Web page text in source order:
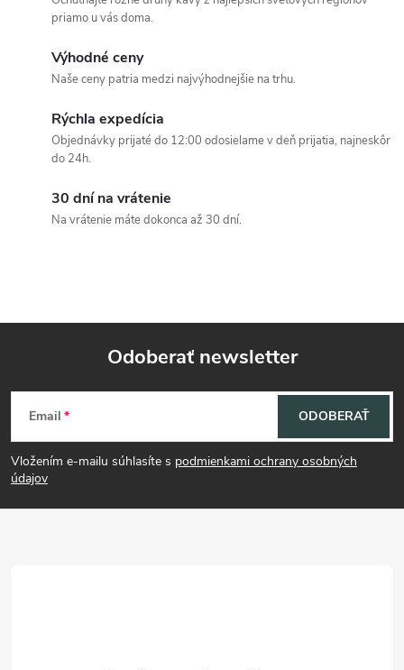
k
v
ý
priamo u vás doma.
Výhodné ceny
Naše ceny patria medzi najvýhodnejšie na trhu.
Rýchla expedícia
Objednávky prijaté do 12:00 odosielame v deň prijatia, najneskôr
do 24h.
30 dní na vrátenie
Na vrátenie máte dokonca až 30 dní.
Z
á
p
Odoberať newsletter
Email
Vložením e-mailu súhlasíte s podmienkami ochrany osobných
údajov
ODOBERAŤ